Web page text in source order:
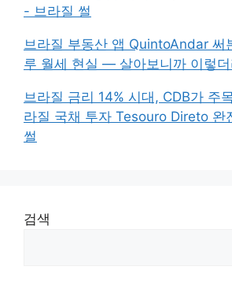
- 브라질 썰
브라질 부동산 앱 QuintoAndar 써
루 월세 현실 — 살아보니까 이렇
브라질 금리 14% 시대, CDB가 주
라질 국채 투자 Tesouro Direto 완
썰
검색